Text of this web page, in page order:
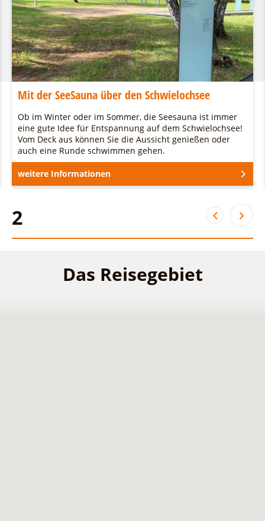
Mit der SeeSauna über den Schwielochsee
Ob im Winter oder im Sommer, die Seesauna ist immer
eine gute Idee für Entspannung auf dem Schwielochsee!
Vom Deck aus können Sie die Aussicht genießen oder
auch eine Runde schwimmen gehen.
weitere Informationen
2
Das Reisegebiet